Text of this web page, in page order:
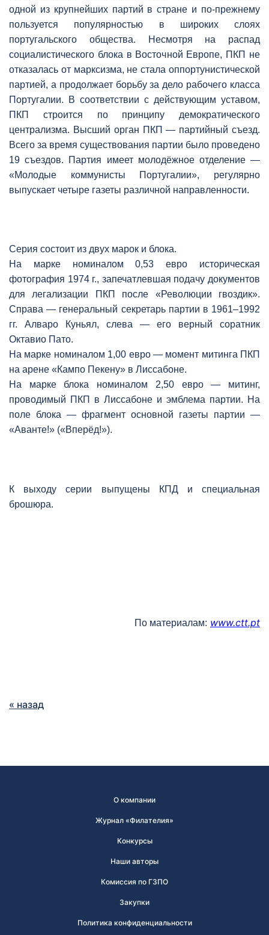
одной из крупнейших партий в стране и по-прежнему
пользуется популярностью в широких слоях
португальского общества. Несмотря на распад
социалистического блока в Восточной Европе, ПКП не
отказалась от марксизма, не стала оппортунистической
партией, а продолжает борьбу за дело рабочего класса
Португалии. В соответствии с действующим уставом,
ПКП строится по принципу демократического
централизма. Высший орган ПКП — партийный съезд.
Всего за время существования партии было проведено
19 съездов. Партия имеет молодёжное отделение —
«Молодые коммунисты Португалии», регулярно
выпускает четыре газеты различной направленности.
Серия состоит из двух марок и блока.
На марке номиналом 0,53 евро историческая
фотография 1974 г., запечатлевшая подачу документов
для легализации ПКП после «Революции гвоздик».
Справа — генеральный секретарь партии в 1961–1992
гг. Алваро Куньял, слева — его верный соратник
Октавио Пато.
На марке номиналом 1,00 евро — момент митинга ПКП
на арене «Кампо Пекену» в Лиссабоне.
На марке блока номиналом 2,50 евро — митинг,
проводимый ПКП в Лиссабоне и эмблема партии. На
поле блока — фрагмент основной газеты партии —
«Аванте!» («Вперёд!»).
К выходу серии выпущены КПД и специальная
брошюра.
По материалам: www.ctt.pt
« назад
О компании
Журнал «Филателия»
Конкурсы
Наши авторы
Комиссия по ГЗПО
Закупки
Политика конфиденциальности